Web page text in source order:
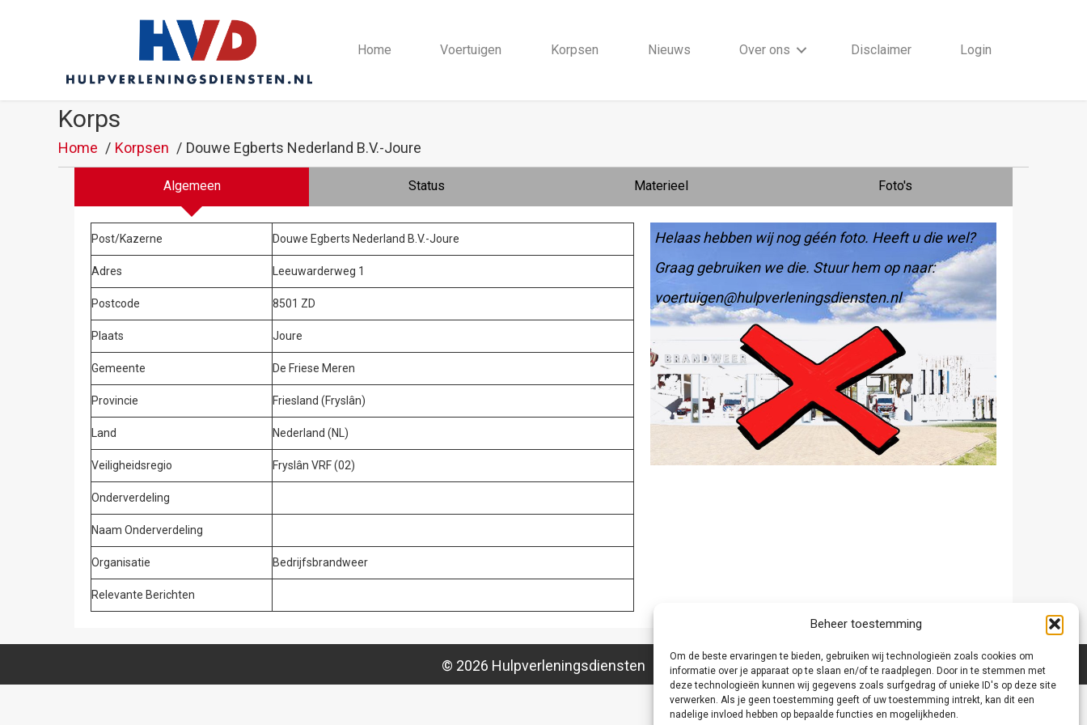
Beheer toestemming
Om de beste ervaringen te bieden, gebruiken wij technologieën zoals cookies om
informatie over je apparaat op te slaan en/of te raadplegen. Door in te stemmen met
deze technologieën kunnen wij gegevens zoals surfgedrag of unieke ID's op deze site
verwerken. Als je geen toestemming geeft of uw toestemming intrekt, kan dit een
nadelige invloed hebben op bepaalde functies en mogelijkheden.
Home Voertuigen Korpsen Nieuws Over ons Disclaimer Login
Korps
Home Korpsen Douwe Egberts Nederland B.V.-Joure
Algemeen Status Materieel Foto's
Post/Kazerne Douwe Egberts Nederland B.V.-Joure
Adres Leeuwarderweg 1
Postcode 8501 ZD
Plaats Joure
Gemeente De Friese Meren
Provincie Friesland (Fryslân)
Land Nederland (NL)
Veiligheidsregio Fryslân VRF (02)
Onderverdeling
Naam Onderverdeling
Organisatie Bedrijfsbrandweer
Relevante Berichten
Helaas hebben wij nog géén foto. Heeft u die wel?
Graag gebruiken we die. Stuur hem op naar:
voertuigen@hulpverleningsdiensten.nl
© 2026 Hulpverleningsdiensten